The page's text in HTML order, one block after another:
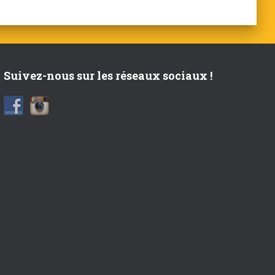
Suivez-nous sur les réseaux sociaux !